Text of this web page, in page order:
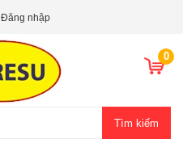
Đăng nhập
0
Tìm kiếm